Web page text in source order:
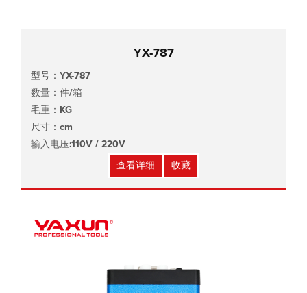
YX-787
型号：YX-787
数量：件/箱
毛重：KG
尺寸：cm
输入电压:110V / 220V
查看详细 收藏